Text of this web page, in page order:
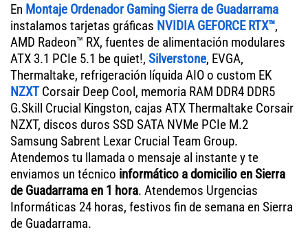
En Montaje Ordenador Gaming Sierra de Guadarrama
instalamos tarjetas gráficas NVIDIA GEFORCE RTX™,
AMD Radeon™ RX, fuentes de alimentación modulares
ATX 3.1 PCIe 5.1 be quiet!, Silverstone, EVGA,
Thermaltake, refrigeración líquida AIO o custom EK
NZXTCorsair Deep Cool, memoria RAM DDR4 DDR5
G.Skill Crucial Kingston, cajas ATX Thermaltake Corsair
NZXT, discos duros SSD SATA NVMe PCIe M.2
Samsung Sabrent Lexar Crucial Team Group.
Atendemos tu llamada o mensaje al instante y te
enviamos un técnico informático a domicilio en Sierra
de Guadarrama en 1 hora. Atendemos Urgencias
Informáticas 24 horas, festivos fin de semana en Sierra
de Guadarrama.